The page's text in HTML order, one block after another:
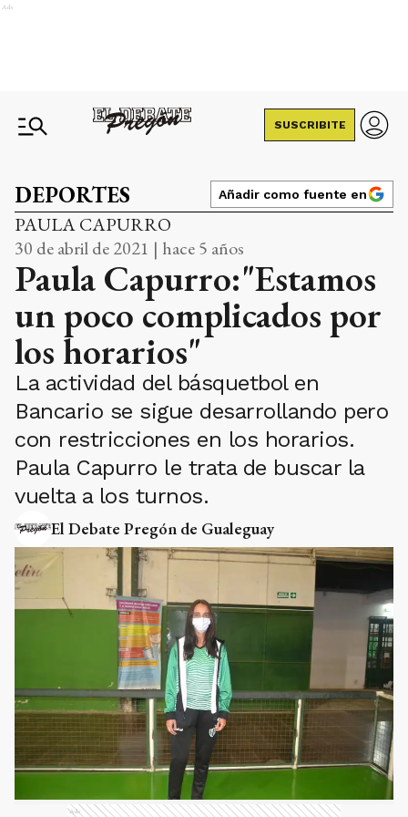
Ads
SUSCRIBITE
DEPORTES Añadir como fuente en
PAULA CAPURRO
30 de abril de 2021 | hace 5 años
Paula Capurro:"Estamos
un poco complicados por
los horarios"
La actividad del básquetbol en
Bancario se sigue desarrollando pero
con restricciones en los horarios.
Paula Capurro le trata de buscar la
vuelta a los turnos.
El Debate Pregón de Gualeguay
Ads